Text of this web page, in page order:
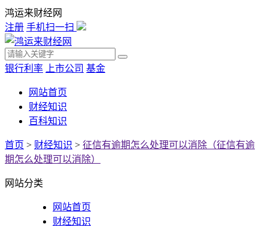
鸿运来财经网
注册 手机扫一扫
银行利率 上市公司 基金
网站首页
财经知识
百科知识
首页 > 财经知识 > 征信有逾期怎么处理可以消除（征信有逾
期怎么处理可以消除）
网站分类
网站首页
财经知识